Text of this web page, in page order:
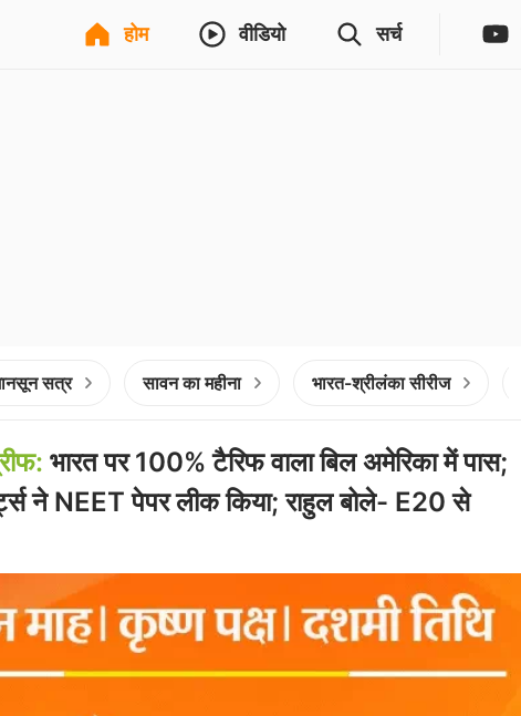
होम वीडियो सर्च
सत्र सावन का महीना भारत-श्रीलंका सीरीज
भारत पर 100% टैरिफ वाला बिल अमेरिका में पास;
ने NEET पेपर लीक किया; राहुल बोले- E20 से